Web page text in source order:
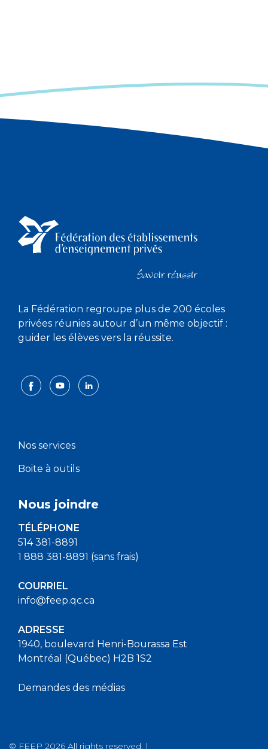
La Fédération regroupe plus de 200 écoles
privées réunies autour d’un même objectif :
guider les élèves vers la réussite.
Nos services
Boite à outils
Nous joindre
TÉLÉPHONE
514 381-8891
1 888 381-8891 (sans frais)
COURRIEL
info@feep.qc.ca
ADRESSE
1940, boulevard Henri-Bourassa Est
Montréal (Québec) H2B 1S2
Demandes des médias
© FEEP 2026 All rights reserved. |